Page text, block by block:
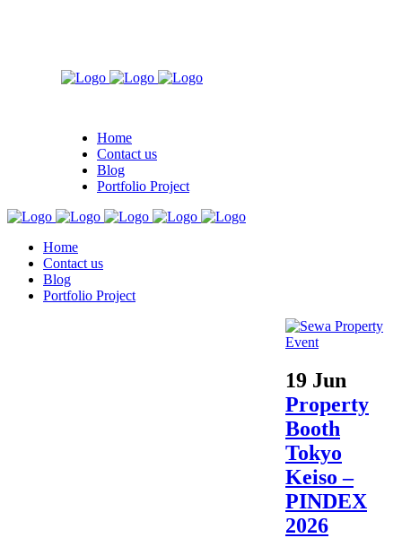
Home
Contact us
Blog
Portfolio Project
Home
Contact us
Blog
Portfolio Project
19 Jun
Property
Booth
Tokyo
Keiso –
PINDEX
2026